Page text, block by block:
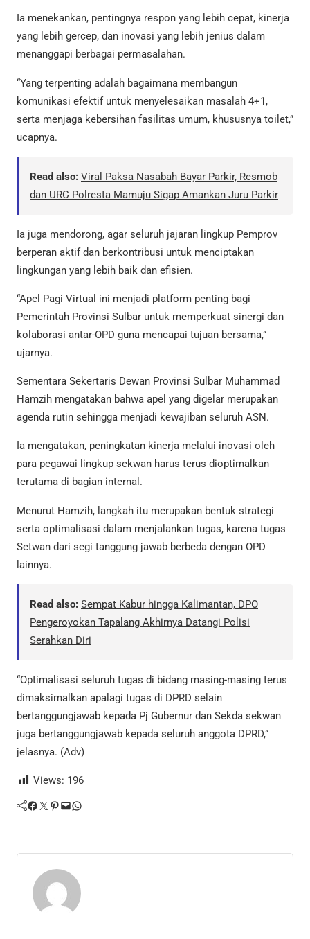
Ia menekankan, pentingnya respon yang lebih cepat, kinerja
yang lebih gercep, dan inovasi yang lebih jenius dalam
menanggapi berbagai permasalahan.
“Yang terpenting adalah bagaimana membangun
komunikasi efektif untuk menyelesaikan masalah 4+1,
serta menjaga kebersihan fasilitas umum, khususnya toilet,”
ucapnya.
Read also: Viral Paksa Nasabah Bayar Parkir, Resmob
dan URC Polresta Mamuju Sigap Amankan Juru Parkir
Ia juga mendorong, agar seluruh jajaran lingkup Pemprov
berperan aktif dan berkontribusi untuk menciptakan
lingkungan yang lebih baik dan efisien.
“Apel Pagi Virtual ini menjadi platform penting bagi
Pemerintah Provinsi Sulbar untuk memperkuat sinergi dan
kolaborasi antar-OPD guna mencapai tujuan bersama,”
ujarnya.
Sementara Sekertaris Dewan Provinsi Sulbar Muhammad
Hamzih mengatakan bahwa apel yang digelar merupakan
agenda rutin sehingga menjadi kewajiban seluruh ASN.
Ia mengatakan, peningkatan kinerja melalui inovasi oleh
para pegawai lingkup sekwan harus terus dioptimalkan
terutama di bagian internal.
Menurut Hamzih, langkah itu merupakan bentuk strategi
serta optimalisasi dalam menjalankan tugas, karena tugas
Setwan dari segi tanggung jawab berbeda dengan OPD
lainnya.
Read also: Sempat Kabur hingga Kalimantan, DPO
Pengeroyokan Tapalang Akhirnya Datangi Polisi
Serahkan Diri
“Optimalisasi seluruh tugas di bidang masing-masing terus
dimaksimalkan apalagi tugas di DPRD selain
bertanggungjawab kepada Pj Gubernur dan Sekda sekwan
juga bertanggungjawab kepada seluruh anggota DPRD,”
jelasnya. (Adv)
Views: 196
Facebook Twitter Pinterest Mail WhatsApp